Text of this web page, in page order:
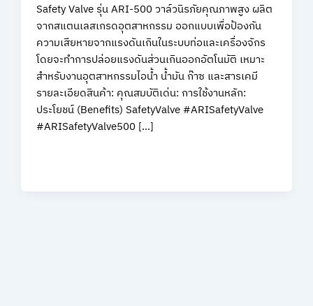
Safety Valve รุ่น ARI-500 วาล์วนิรภัยคุณภาพสูง ผลิต
จากสแตนเลสเกรดอุตสาหกรรม ออกแบบเพื่อป้องกัน
ความเสียหายจากแรงดันเกินในระบบท่อและเครื่องจักร
โดยจะทำการปล่อยแรงดันส่วนเกินออกอัตโนมัติ เหมาะ
สำหรับงานอุตสาหกรรมไอน้ำ น้ำมัน ก๊าซ และสารเคมี
รายละเอียดสินค้า: คุณสมบัติเด่น: การใช้งานหลัก:
ประโยชน์ (Benefits) SafetyValve #ARISafetyValve
#ARISafetyValve500 […]